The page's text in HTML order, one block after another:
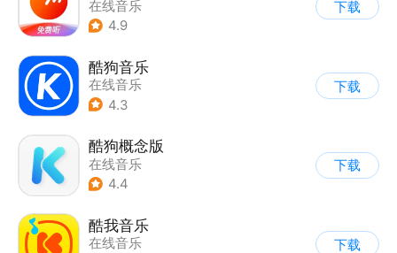
在线音乐
4.9
下载
酷狗音乐
在线音乐
4.3
下载
酷狗概念版
在线音乐
4.4
下载
酷我音乐
在线音乐
下载